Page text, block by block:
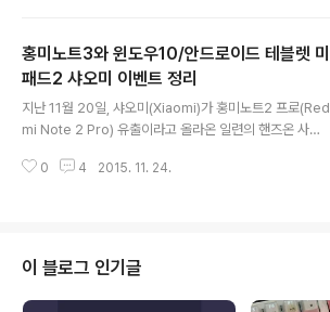
C 옥타코어 기린 950(Kirin 950) 때문이다. 2015년 안
드로이드 기기 판매량이 저조했던 이유는 산발적인 보안
취약 논란도 있으나, 결국 소비자가 그 기기를 구매할 만한
메리트를 주지못했다는 것이다. 퀄컴의 스냅드래곤 810은
'발열' 논란과, 가장 큰 문제점은 장시간 사용시 퍼포먼스
저하였다. MediaTek은 데카코어 Heilo X20~30 이..
홍미노트3와 윈도우10/안드로이드 테블렛 미
패드2 샤오미 이벤트 정리
지난 11월 20일, 샤오미(Xiaomi)가 홍미노트2 프로(Red
mi Note 2 Pro) 유출이라고 올라온 일련의 핸즈온 사실
것을 지적하면서 아마도 홍미노트2 프로가 아닌, 다른 제
성비, 저가격' 의 대명사다. 미(Mi) 시리즈와 함께 오늘날의
샤오미를 만들어 대표 플래그쉽으로 샤오미 최상위 제품군
은 Mi Note Pro 시리즈다. Redmi Note 3 홍미노트는
0 4 2015. 11. 24.
이 블로그 인기글